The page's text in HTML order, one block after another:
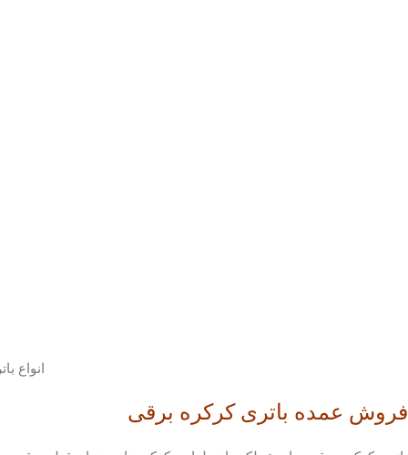
انواع
فروش عمده باتری کرکره برقی